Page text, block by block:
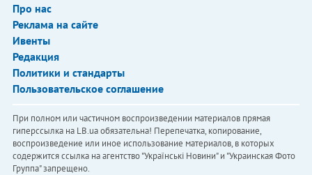
Про нас
Реклама на сайте
Ивенты
Редакция
Политики и стандарты
Пользовательское соглашение
При полном или частичном воспроизведении материалов прямая
гиперссылка на LB.ua обязательна! Перепечатка, копирование,
воспроизведение или иное использование материалов, в которых
содержится ссылка на агентство "Українськi Новини" и "Украинская Фото
Группа" запрещено.